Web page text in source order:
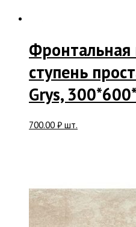
Фронтальная
ступень
Grys,
700.00 ₽ шт.